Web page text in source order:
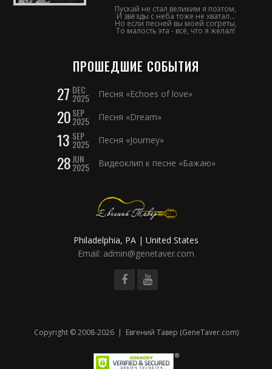
Пускай не стал великим я поэтом,
И звёзды с неба тоже не хватал...
Но если песней вы моей согреты,
То малость эта - всё, что я желал!
ПРОШЕДШИЕ СОБЫТИЯ
27 DEC
2025 Песня «Echoes of love»
20SEP
2025 Песня «Dream»
13 SEP
2025 Песня «Journey»
28JUN
2025 Видеоклип к песне «Бажаю»
Philadelphia, PA | United States
Email: admin@genetaver.com
Copyright © 2008-2026 | Евгений Тавер (GeneTaver.com)